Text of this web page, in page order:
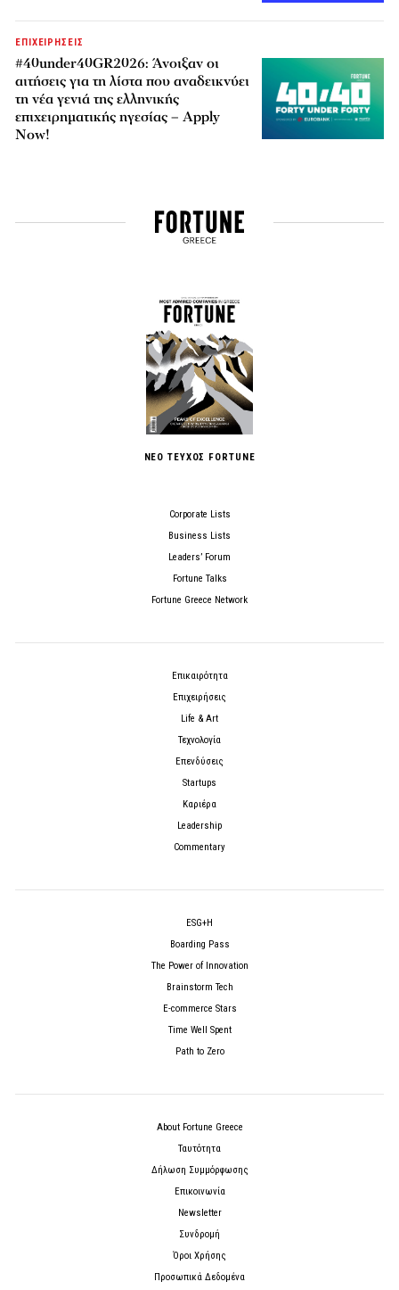
ΕΠΙΧΕΙΡΗΣΕΙΣ
#40under40GR2026: Άνοιξαν οι
αιτήσεις για τη λίστα που αναδεικνύει
τη νέα γενιά της ελληνικής
επιχειρηματικής ηγεσίας – Apply
Now!
ΝΕΟ ΤΕΥΧΟΣ FORTUNE
Corporate Lists
Business Lists
Leaders’ Forum
Fortune Talks
Fortune Greece Network
Επικαιρότητα
Επιχειρήσεις
Life & Art
Τεχνολογία
Επενδύσεις
Startups
Καριέρα
Leadership
Commentary
ESG+H
Boarding Pass
The Power of Innovation
Brainstorm Tech
E-commerce Stars
Time Well Spent
Path to Zero
About Fortune Greece
Ταυτότητα
Δήλωση Συμμόρφωσης
Επικοινωνία
Newsletter
Συνδρομή
Όροι Χρήσης
Προσωπικά Δεδομένα